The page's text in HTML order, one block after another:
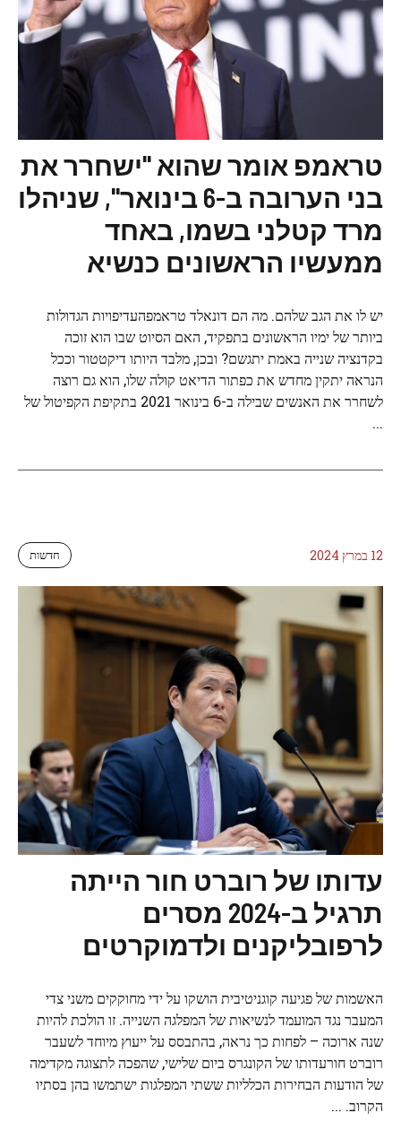
טראמפ אומר שהוא "ישחרר את
בני הערובה ב-6 בינואר", שניהלו
מרד קטלני בשמו, באחד
ממעשיו הראשונים כנשיא
יש לו את הגב שלהם. מה הם דונאלד טראמפהעדיפויות הגדולות
ביותר של ימיו הראשונים בתפקיד, האם הסיוט שבו הוא זוכה
בקדנציה שנייה באמת יתגשם? ובכן, מלבד היותו דיקטטור וככל
הנראה יתקין מחדש את כפתור הדיאט קולה שלו, הוא גם רוצה
לשחרר את האנשים שבילה ב-6 בינואר 2021 בתקיפת הקפיטול של
...
12 במרץ 2024 חדשות
עדותו של רוברט חור הייתה
תרגיל ב-2024 מסרים
לרפובליקנים ולדמוקרטים
האשמות של פגיעה קוגניטיבית הושקו על ידי מחוקקים משני צדי
המעבר נגד המועמד לנשיאות של המפלגה השנייה. זו הולכת להיות
שנה ארוכה – לפחות כך נראה, בהתבסס על ייעוץ מיוחד לשעבר
רוברט חורעדותו של הקונגרס ביום שלישי, שהפכה לתצוגה מקדימה
של הודעות הבחירות הכלליות ששתי המפלגות ישתמשו בהן בסתיו
הקרוב. ...